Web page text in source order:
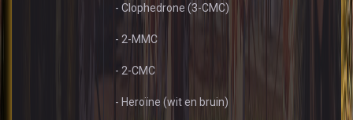
- Clophedrone (3-CMC)
- 2-MMC
- 2-CMC
- Heroïne (wit en bruin)